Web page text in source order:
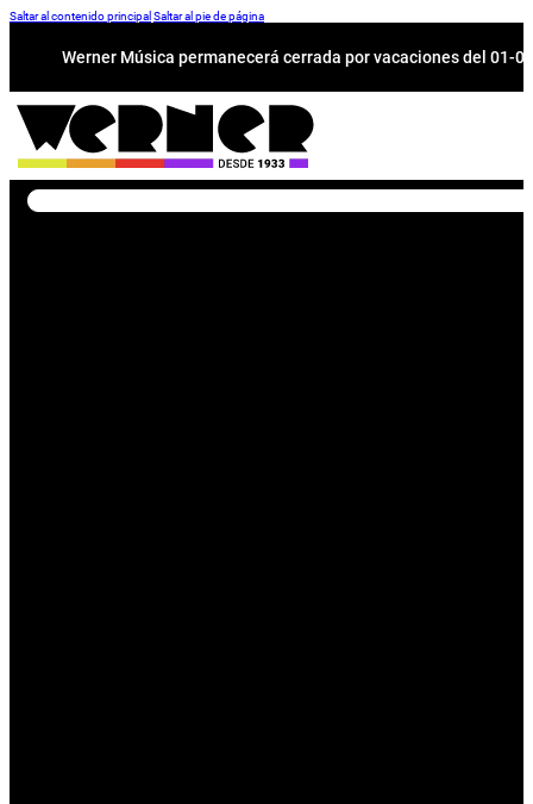
Saltar al contenido principal Saltar al pie de página
Werner Música permanecerá cerrada por vacaciones del 01-
Buscar